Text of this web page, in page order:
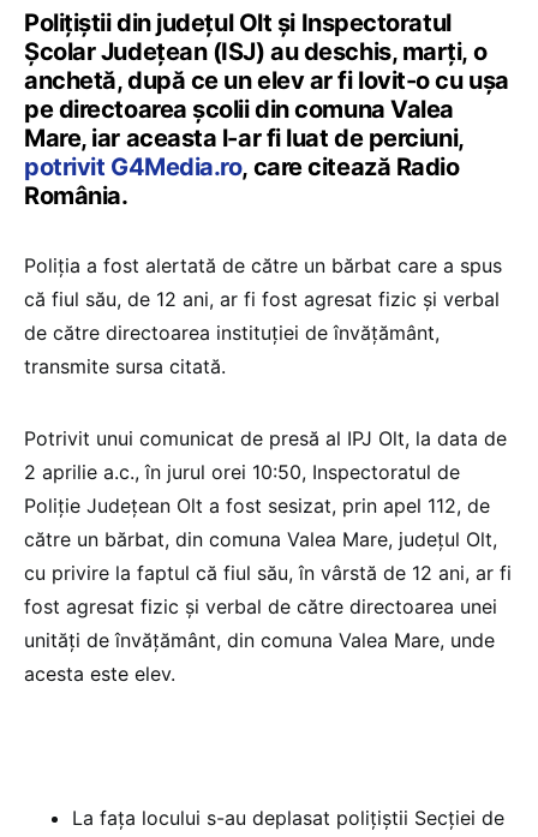
Polițiștii din județul Olt și Inspectoratul
Școlar Județean (ISJ) au deschis, marți, o
anchetă, după ce un elev ar fi lovit-o cu ușa
pe directoarea școlii din comuna Valea
Mare, iar aceasta l-ar fi luat de perciuni,
potrivit G4Media.ro, care citează Radio
România.
Poliția a fost alertată de către un bărbat care a spus
că fiul său, de 12 ani, ar fi fost agresat fizic și verbal
de către directoarea instituției de învățământ,
transmite sursa citată.
Potrivit unui comunicat de presă al IPJ Olt, la data de
2 aprilie a.c., în jurul orei 10:50, Inspectoratul de
Poliție Județean Olt a fost sesizat, prin apel 112, de
către un bărbat, din comuna Valea Mare, județul Olt,
cu privire la faptul că fiul său, în vârstă de 12 ani, ar fi
fost agresat fizic și verbal de către directoarea unei
unități de învățământ, din comuna Valea Mare, unde
acesta este elev.
La fața locului s-au deplasat polițiștii Secției de